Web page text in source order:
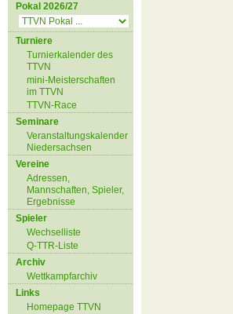
Pokal 2026/27
Turniere
Turnierkalender des
TTVN
mini-Meisterschaften
im TTVN
TTVN-Race
Seminare
Veranstaltungskalender
Niedersachsen
Vereine
Adressen,
Mannschaften, Spieler,
Ergebnisse
Spieler
Wechselliste
Q-TTR-Liste
Archiv
Wettkampfarchiv
Links
Homepage TTVN